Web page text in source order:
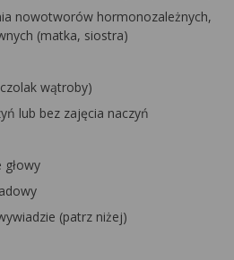
nowotworów hormonozależnych,
(matka, siostra)
wątroby)
lub bez zajęcia naczyń
głowy
(patrz niżej)